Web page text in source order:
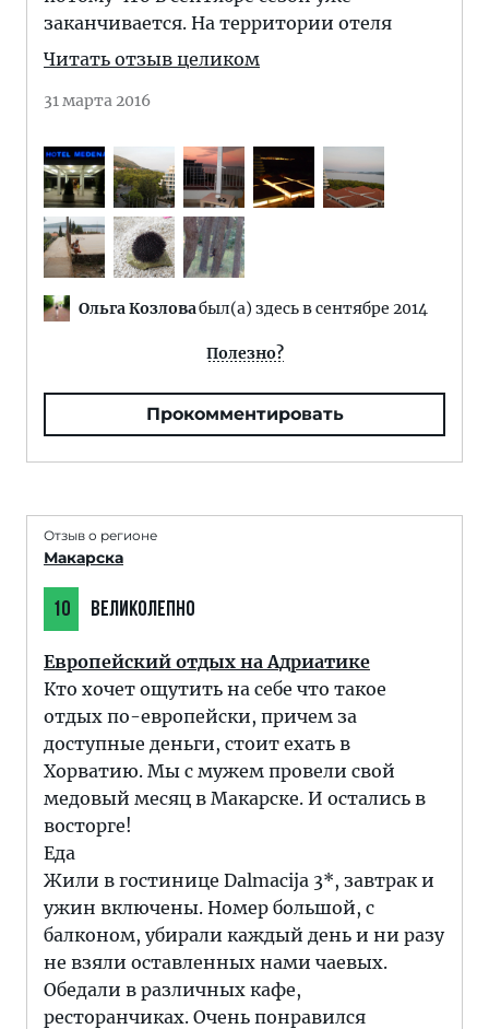
заканчивается. На территории отеля
Читать отзыв целиком
31 марта 2016
Ольга Козловабыл(а) здесь в сентябре 2014
Полезно?
Прокомментировать
Отзыв о регионе
Макарска
10 ВЕЛИКОЛЕПНО
Европейский отдых на Адриатике
Кто хочет ощутить на себе что такое
отдых по-европейски, причем за
доступные деньги, стоит ехать в
Хорватию. Мы с мужем провели свой
медовый месяц в Макарске. И остались в
восторге!
Еда
Жили в гостинице Dalmacija 3*, завтрак и
ужин включены. Номер большой, с
балконом, убирали каждый день и ни разу
не взяли оставленных нами чаевых.
Обедали в различных кафе,
ресторанчиках. Очень понравился